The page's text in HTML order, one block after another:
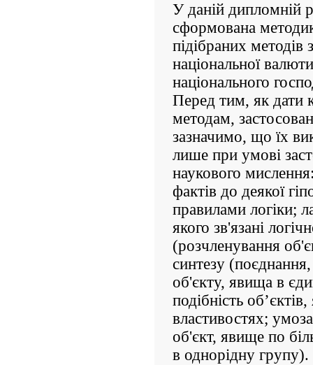
У даній дипломній
сформована
підібраних
національної
національного
Перед тим, як дати
методам,
зазначимо, що їх
лише при умові
наукового
фактів до деякої
правилами логіки;
якого зв'язані
(розчленування
синтезу
об'єкту, явища в
подібність
властивостях;
об'єкт, явище по
в однорідну групу).